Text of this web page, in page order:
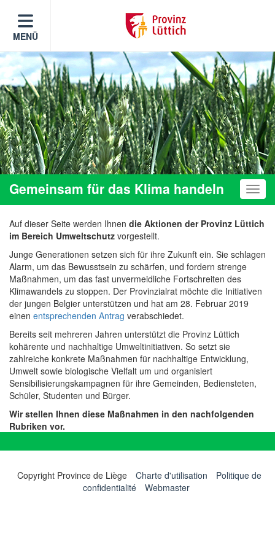
MENÜ
Gemeinsam für das Klima handeln
Auf dieser Seite werden Ihnen die Aktionen der Provinz Lüttich
im Bereich Umweltschutz vorgestellt.
Junge Generationen setzen sich für ihre Zukunft ein. Sie schlagen
Alarm, um das Bewusstsein zu schärfen, und fordern strenge
Maßnahmen, um das fast unvermeidliche Fortschreiten des
Klimawandels zu stoppen. Der Provinzialrat möchte die Initiativen
der jungen Belgier unterstützen und hat am 28. Februar 2019
einen entsprechenden Antrag verabschiedet.
Bereits seit mehreren Jahren unterstützt die Provinz Lüttich
kohärente und nachhaltige Umweltinitiativen. So setzt sie
zahlreiche konkrete Maßnahmen für nachhaltige Entwicklung,
Umwelt sowie biologische Vielfalt um und organisiert
Sensibilisierungskampagnen für ihre Gemeinden, Bediensteten,
Schüler, Studenten und Bürger.
Wir stellen Ihnen diese Maßnahmen in den nachfolgenden
Rubriken vor.
Copyright Province de Liège Charte d'utilisation
Politique de
confidentialité
Webmaster